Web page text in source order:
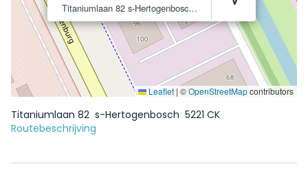
Titaniumlaan 82 s-Hertogenbosch
Leaflet | ©OpenStreetMapcontributors
Titaniumlaan 82 s-Hertogenbosch 5221 CK
Routebeschrijving